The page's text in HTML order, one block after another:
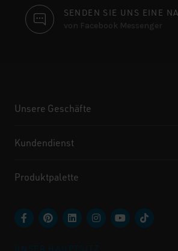
SENDEN SIE UNS EINE
von Facebook Messenger
Unsere Geschäfte
Kundendienst
Produktpalette